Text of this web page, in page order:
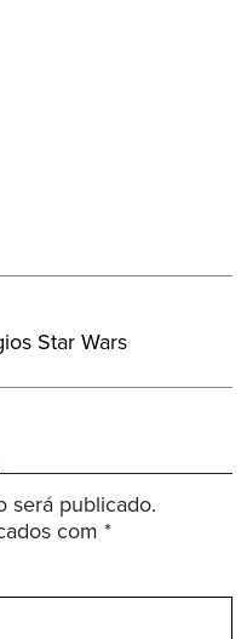
Star Wars
será publicado.
com *